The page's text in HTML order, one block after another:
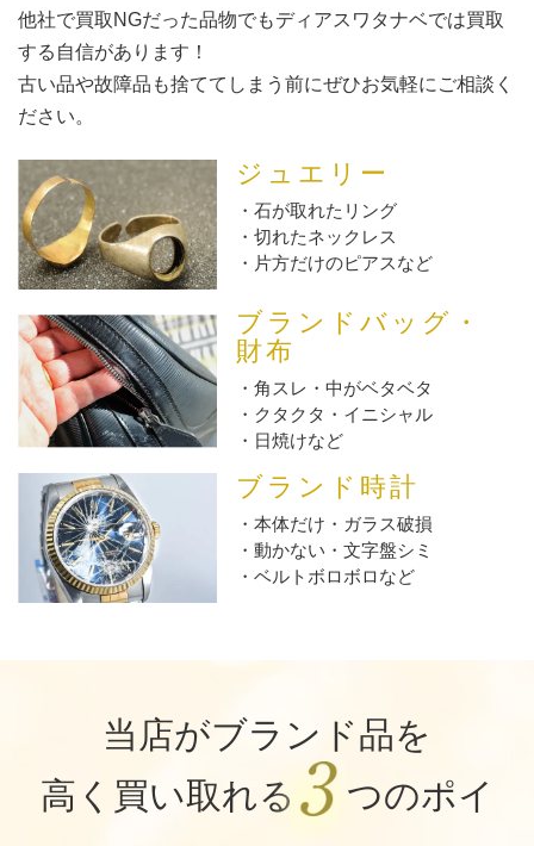
他社で買取NGだった品物でもディアスワタナベでは買取
する自信があります！
古い品や故障品も捨ててしまう前にぜひお気軽にご相談く
ださい。
ジュエリー
石が取れたリング
切れたネックレス
片方だけのピアスなど
ブランドバッグ・
財布
角スレ・中がベタベタ
クタクタ・イニシャル
日焼けなど
ブランド時計
本体だけ・ガラス破損
動かない・文字盤シミ
ベルトボロボロなど
当店がブランド品を
高く買い取れる
つのポイ